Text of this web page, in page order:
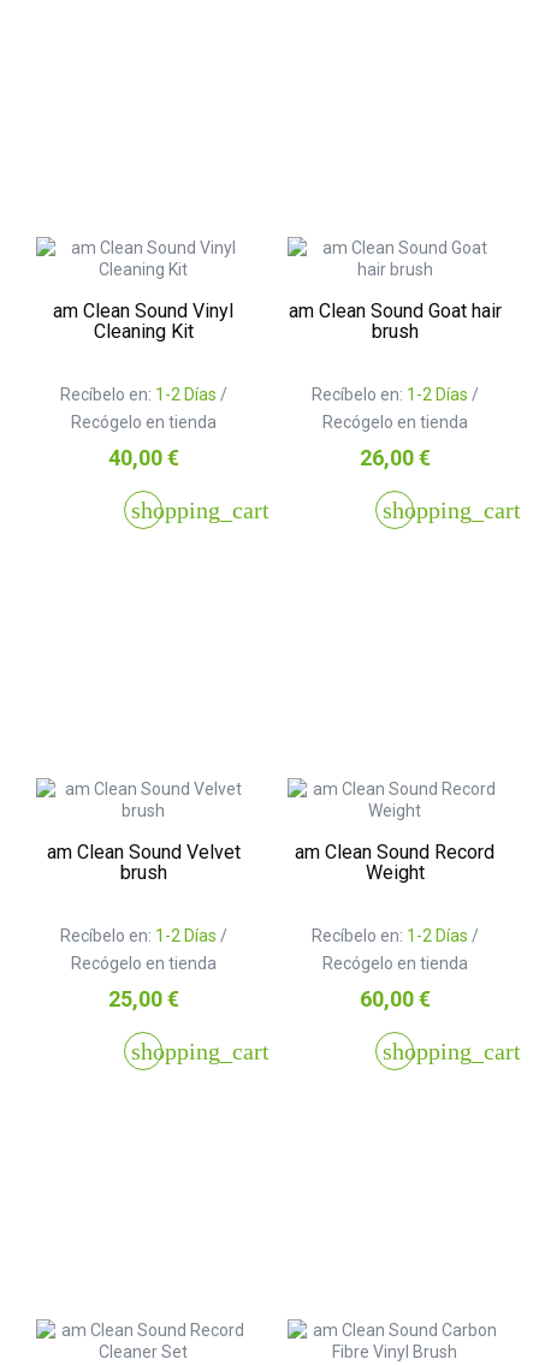
am Clean Sound Vinyl
Cleaning Kit
Recíbelo en: 1-2 Días /
Recógelo en tienda
Precio
40,00 €
shopping_cart
am Clean Sound Goat hair
brush
Recíbelo en: 1-2 Días /
Recógelo en tienda
Precio
26,00 €
shopping_cart
am Clean Sound Velvet
brush
Recíbelo en: 1-2 Días /
Recógelo en tienda
Precio
25,00 €
shopping_cart
am Clean Sound Record
Weight
Recíbelo en: 1-2 Días /
Recógelo en tienda
Precio
60,00 €
shopping_cart